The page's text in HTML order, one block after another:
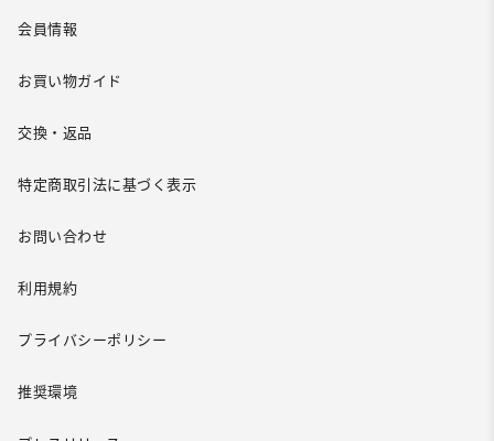
会員情報
お買い物ガイド
交換・返品
特定商取引法に基づく表示
お問い合わせ
利用規約
プライバシーポリシー
推奨環境